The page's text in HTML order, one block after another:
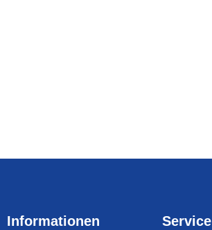
Informationen Service